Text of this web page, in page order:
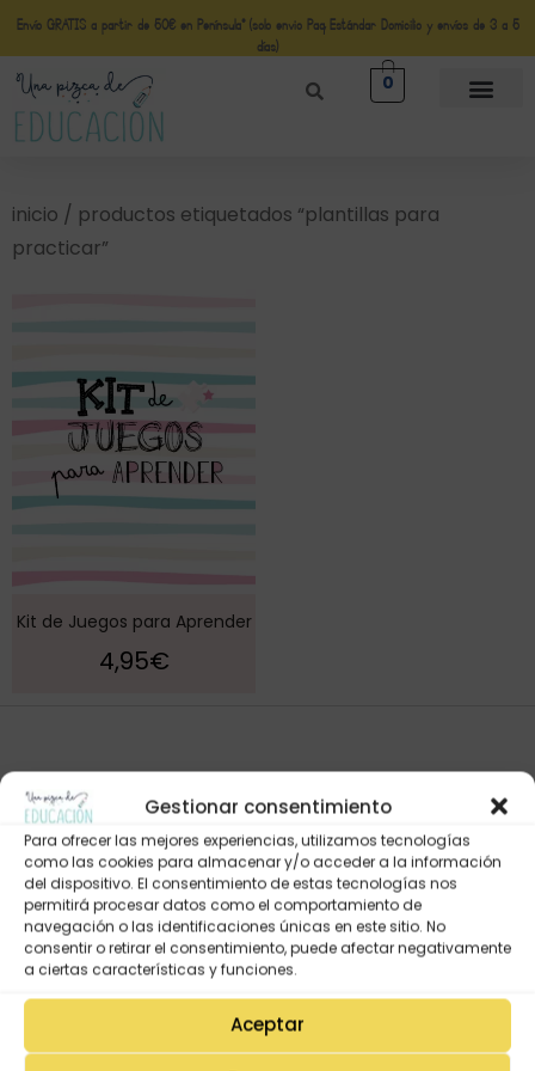
Gestionar consentimiento
Para ofrecer las mejores experiencias, utilizamos tecnologías
como las cookies para almacenar y/o acceder a la información
del dispositivo. El consentimiento de estas tecnologías nos
permitirá procesar datos como el comportamiento de
navegación o las identificaciones únicas en este sitio. No
consentir o retirar el consentimiento, puede afectar negativamente
a ciertas características y funciones.
Aceptar
Envío GRATIS a partir de 50€ en Península* (solo envio Paq Estándar Domicilio y envíos de 3 a 5
días)
0
inicio / productos etiquetados “plantillas para
practicar”
Kit de Juegos para Aprender
4,95€
Mi Cuenta
Lista de deseos
Mi Perfil
Descargas